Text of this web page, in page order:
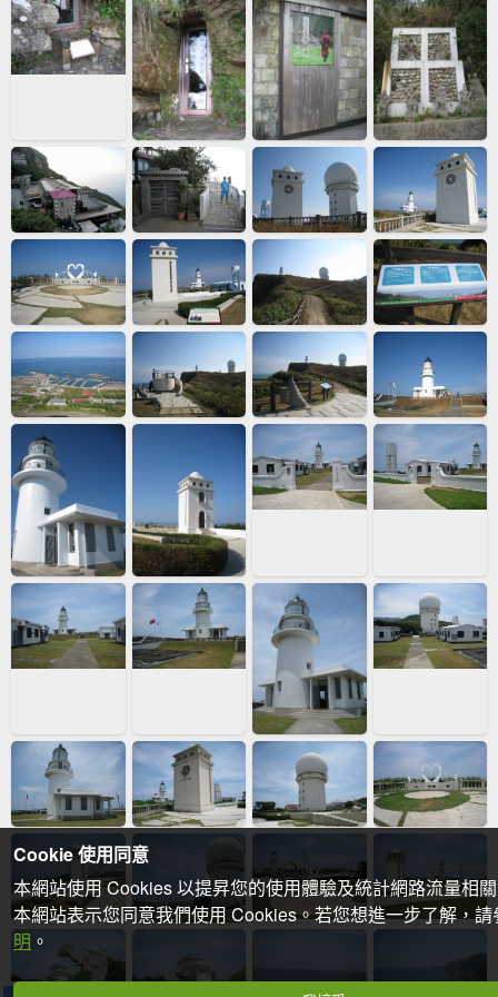
Cookie 使用同意
本網站使用 Cookies 以提昇您的使用體驗及統計網路流量相
本網站表示您同意我們使用 Cookies。若您想進一步了解，
明 。